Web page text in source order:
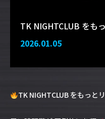
TK NIGHTCLUB をも
2026.01.05
TK NIGHTCLUB をもっと